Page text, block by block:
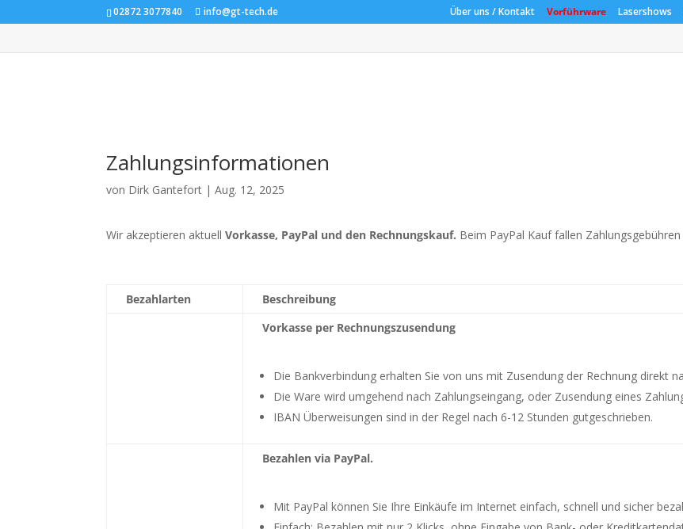
02872 3077840 info@gt-tech.de Über uns / Kontakt Vorführware Lasershows
Zahlungsinformationen
von Dirk Gantefort |Aug. 12, 2025
Wir akzeptieren aktuellVorkasse, PayPal und den Rechnungskauf. Beim PayPal Kauf fallen
Bezahlarten
Beschreibung
Vorkasse per Rechnungszusendung
Die Bankverbindung erhalten Sie von uns mit Zusendung der Rechnung direkt
Die Ware wird umgehend nach Zahlungseingang, oder Zusendung eines
IBAN Überweisungen sind in der Regel nach 6-12 Stunden gutgeschrieben.
Bezahlen via PayPal.
Mit PayPal können Sie Ihre Einkäufe im Internet einfach, schnell und sicher